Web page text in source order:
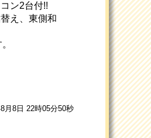
ン2台付!!
え、東側和
月8日 22時05分50秒